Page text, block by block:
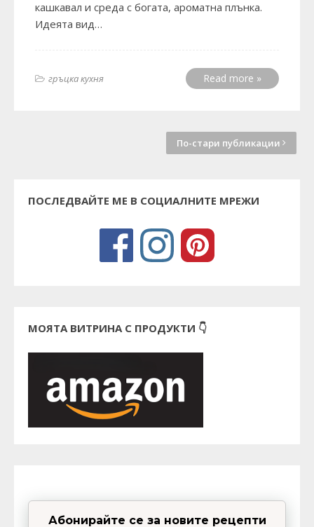
кашкавал и среда с богата, ароматна плънка.
Идеята вид…
гръцка кухня Read more »
По-стари публикации
ПОСЛЕДВАЙТЕ МЕ В СОЦИАЛНИТЕ МРЕЖИ
МОЯТА ВИТРИНА С ПРОДУКТИ 👇
Абонирайте се за новите рецепти